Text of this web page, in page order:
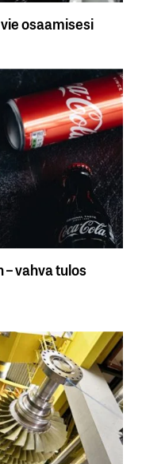
osaamisesi
vahva tulos